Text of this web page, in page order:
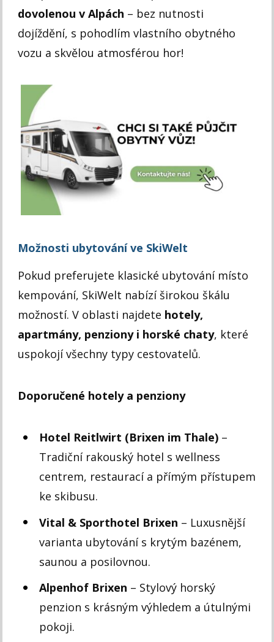
dovolenou v Alpách – bez nutnosti
dojíždění, s pohodlím vlastního obytného
vozu a skvělou atmosférou hor!
Možnosti ubytování ve SkiWelt
Pokud preferujete klasické ubytování místo
kempování, SkiWelt nabízí širokou škálu
možností. V oblasti najdete hotely,
apartmány, penziony i horské chaty, které
uspokojí všechny typy cestovatelů.
Doporučené hotely a penziony
Hotel Reitlwirt (Brixen im Thale) –
Tradiční rakouský hotel s wellness
centrem, restaurací a přímým přístupem
ke skibusu.
Vital & Sporthotel Brixen – Luxusnější
varianta ubytování s krytým bazénem,
saunou a posilovnou.
Alpenhof Brixen – Stylový horský
penzion s krásným výhledem a útulnými
pokoji.